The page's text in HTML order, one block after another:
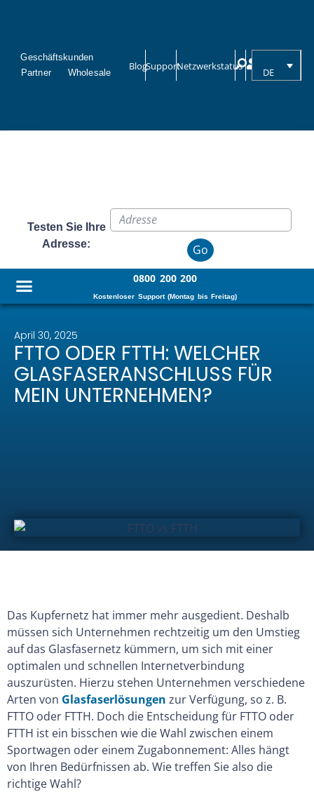
Geschäftskunden
Partner
Wholesale
BlogSupportNetzwerkstatus DE
Testen Sie Ihre
Adresse:
Go
0800 200 200
Kostenloser Support (Montag bis Freitag)
April 30, 2025
FTTO ODER FTTH: WELCHER
GLASFASERANSCHLUSS FÜR
MEIN UNTERNEHMEN?
Das Kupfernetz hat immer mehr ausgedient. Deshalb
müssen sich Unternehmen rechtzeitig um den Umstieg
auf das Glasfasernetz kümmern, um sich mit einer
optimalen und schnellen Internetverbindung
auszurüsten. Hierzu stehen Unternehmen verschiedene
Arten von Glasfaserlösungen zur Verfügung, so z. B.
FTTO oder FTTH. Doch die Entscheidung für FTTO oder
FTTH ist ein bisschen wie die Wahl zwischen einem
Sportwagen oder einem Zugabonnement: Alles hängt
von Ihren Bedürfnissen ab. Wie treffen Sie also die
richtige Wahl?